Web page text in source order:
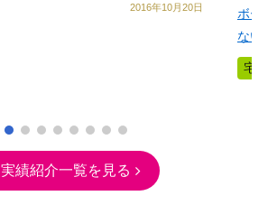
2016年10月20日
ボー
ない
宅
実績紹介一覧を見る